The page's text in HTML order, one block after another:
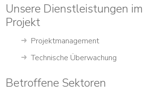
Unsere Dienstleistungen im
Projekt
Projektmanagement
Technische Überwachung
Betroffene Sektoren